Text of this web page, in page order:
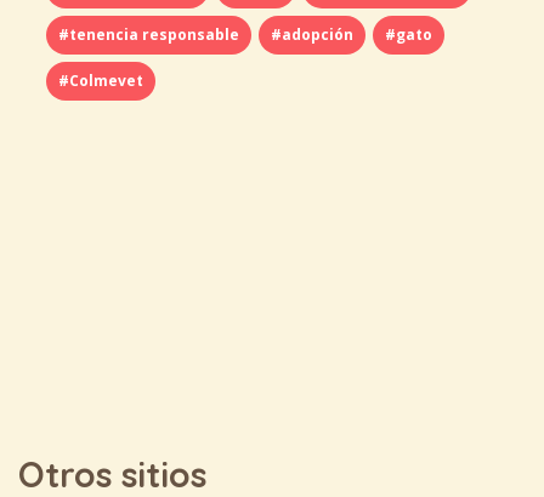
#tenencia responsable #adopción #gato
#Colmevet
Otros sitios